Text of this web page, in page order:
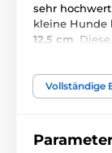
sehr
kleine Hunde
12,5 cm .
Installation
Holz, PVC,
Vollständige